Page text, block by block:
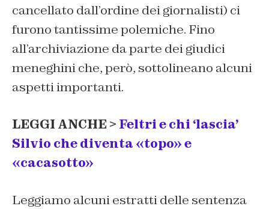
cancellato dall’ordine dei giornalisti) ci
furono tantissime polemiche. Fino
all’archiviazione da parte dei giudici
meneghini che, però, sottolineano alcuni
aspetti importanti.
LEGGI ANCHE > Feltri e chi ‘lascia’
Silvio che diventa «topo» e
«cacasotto»
Leggiamo alcuni estratti delle sentenza